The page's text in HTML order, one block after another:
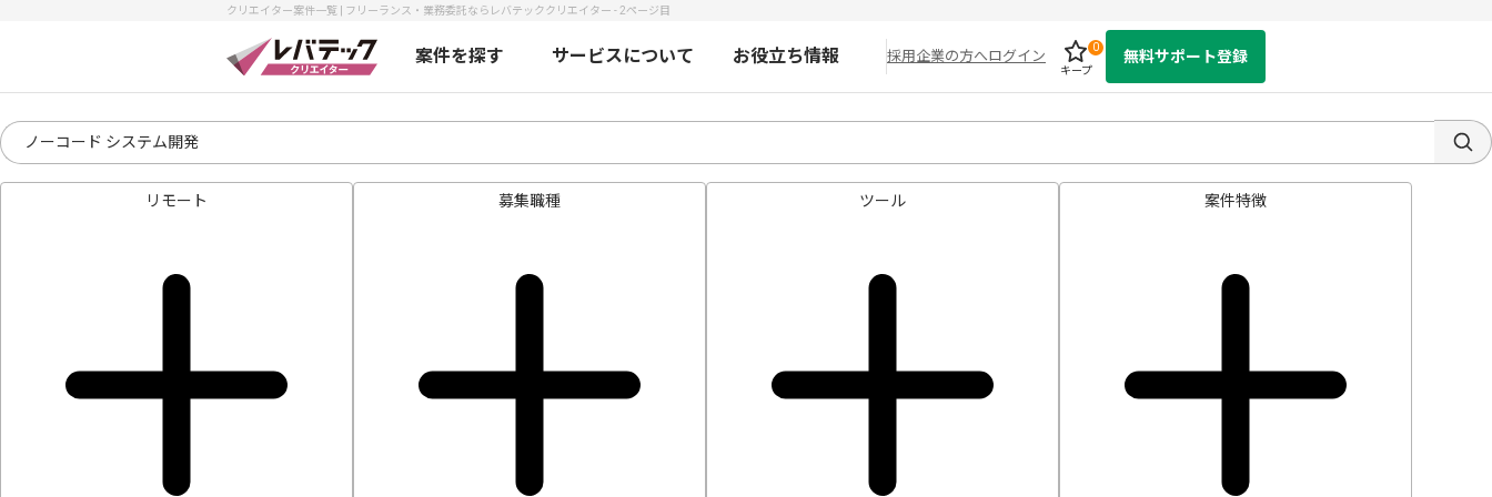
クリエイター案件一覧 | フリーランス・業務委託ならレバテッククリエイター - 2ページ目
案件を探す サービスについて お役立ち情報 採用企業の方へログイン
キープ
0
無料サポート登録
リモート 募集職種 ツール 案件特徴